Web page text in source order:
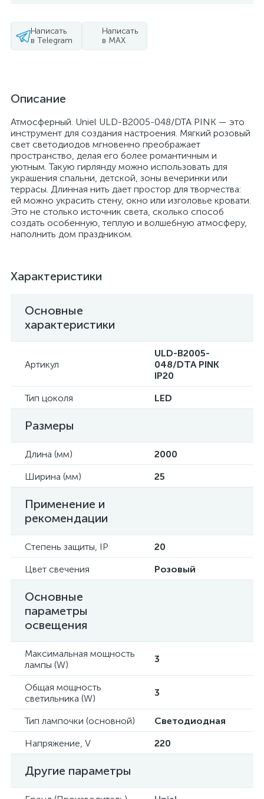
Написать
в Telegram
Написать
в MAX
Описание
Атмосферный. Uniel ULD-B2005-048/DTA PINK — это
инструмент для создания настроения. Мягкий розовый
свет светодиодов мгновенно преображает
пространство, делая его более романтичным и
уютным. Такую гирлянду можно использовать для
украшения спальни, детской, зоны вечеринки или
террасы. Длинная нить дает простор для творчества:
ей можно украсить стену, окно или изголовье кровати.
Это не столько источник света, сколько способ
создать особенную, теплую и волшебную атмосферу,
наполнить дом праздником.
Характеристики
Основные
характеристики
Артикул
ULD-B2005-
048/DTA PINK
IP20
Тип цоколя
LED
Размеры
Длина (мм)
2000
Ширина (мм)
25
Применение и
рекомендации
Степень защиты, IP
20
Цвет свечения
Розовый
Основные
параметры
освещения
Максимальная мощность
лампы (W)
3
Общая мощность
светильника (W)
3
Тип лампочки (основной)
Светодиодная
Напряжение, V
220
Другие параметры